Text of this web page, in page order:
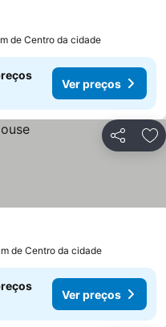
de Centro da cidade
Ver preços
Partilhar
de Centro da cidade
Ver preços